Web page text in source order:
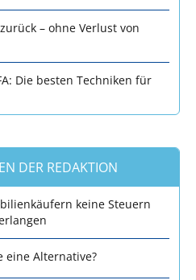
– ohne Verlust von
Die besten Techniken für
DER REDAKTION
keine Steuern
eine Alternative?